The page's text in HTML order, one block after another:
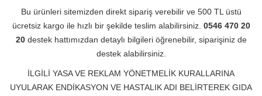
Bu ürünleri sitemizden direkt sipariş verebilir ve 500 TL üstü
ücretsiz kargo ile hızlı bir şekilde teslim alabilirsiniz. 0546 470 20
20destek hattımızdan detaylı bilgileri öğrenebilir, siparişiniz de
destek alabilirsiniz.
İLGİLİ YASA VE REKLAM YÖNETMELİK KURALLARINA
UYULARAK ENDİKASYON VE HASTALIK ADI BELİRTEREK GIDA